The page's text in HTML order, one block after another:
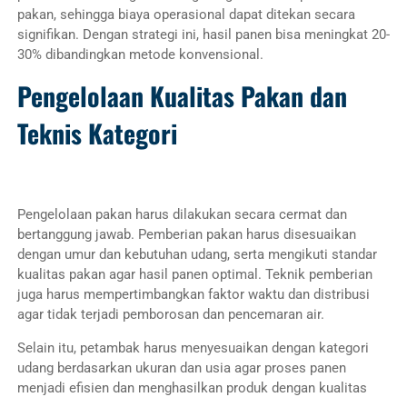
pakan, sehingga biaya operasional dapat ditekan secara
signifikan. Dengan strategi ini, hasil panen bisa meningkat 20-
30% dibandingkan metode konvensional.
Pengelolaan Kualitas Pakan dan
Teknis Kategori
Pengelolaan pakan harus dilakukan secara cermat dan
bertanggung jawab. Pemberian pakan harus disesuaikan
dengan umur dan kebutuhan udang, serta mengikuti standar
kualitas pakan agar hasil panen optimal. Teknik pemberian
juga harus mempertimbangkan faktor waktu dan distribusi
agar tidak terjadi pemborosan dan pencemaran air.
Selain itu, petambak harus menyesuaikan dengan kategori
udang berdasarkan ukuran dan usia agar proses panen
menjadi efisien dan menghasilkan produk dengan kualitas